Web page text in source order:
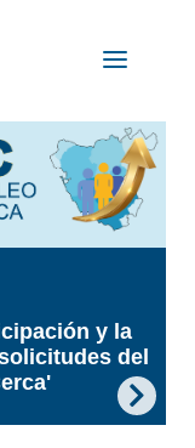
"EDAD
y la
del